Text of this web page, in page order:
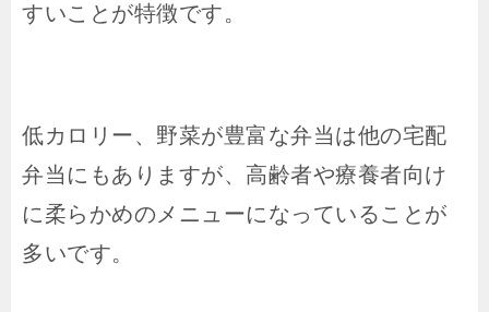
すいことが特徴です。
低カロリー、野菜が豊富な弁当は他の宅配
弁当にもありますが、高齢者や療養者向け
に柔らかめのメニューになっていることが
多いです。